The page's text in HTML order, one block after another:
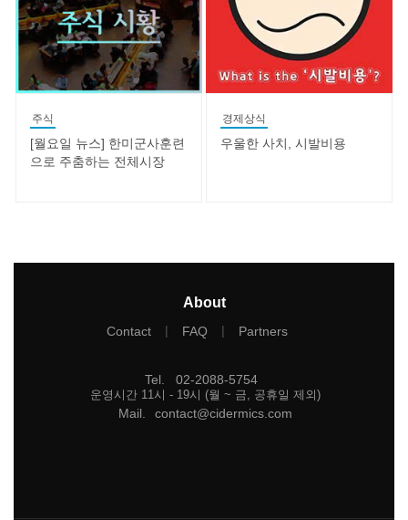
주식
[월요일 뉴스] 한미군사훈련
으로 주춤하는 전체시장
경제상식
우울한 사치, 시발비용
About
Contact | FAQ | Partners
Tel. 02-2088-5754
운영시간 11시 - 19시 (월 ~ 금, 공휴일 제외)
Mail. contact@cidermics.com